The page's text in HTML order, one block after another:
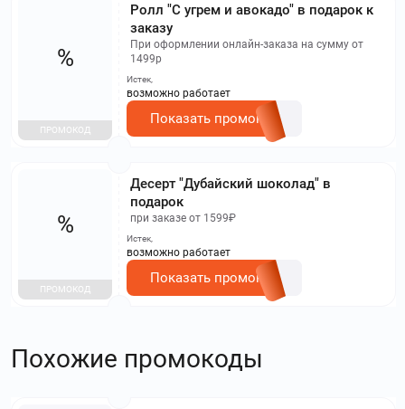
Ролл "С угрем и авокадо" в подарок к
заказу
При оформлении онлайн-заказа на сумму от
1499р
%
ПРОМОКОД
Истек,
возможно работает
Показать промокод
Десерт "Дубайский шоколад" в
подарок
при заказе от 1599₽
%
ПРОМОКОД
Истек,
возможно работает
Показать промокод
Похожие промокоды